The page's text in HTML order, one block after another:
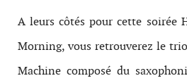
A leurs côtés pour cette soirée
Morning, vous retrouverez le
Machine composé du